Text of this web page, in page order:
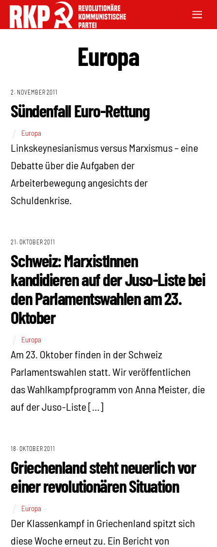
Europa
2. NOVEMBER 2011
Sündenfall Euro-Rettung
Europa
Linkskeynesianismus versus Marxismus – eine
Debatte über die Aufgaben der
Arbeiterbewegung angesichts der
Schuldenkrise.
21. OKTOBER 2011
Schweiz: MarxistInnen
kandidieren auf der Juso-Liste bei
den Parlamentswahlen am 23.
Oktober
Europa
Am 23. Oktober finden in der Schweiz
Parlamentswahlen statt. Wir veröffentlichen
das Wahlkampfprogramm von Anna Meister, die
auf der Juso-Liste […]
18. OKTOBER 2011
Griechenland steht neuerlich vor
einer revolutionären Situation
Europa
Der Klassenkampf in Griechenland spitzt sich
diese Woche erneut zu. Ein Bericht von